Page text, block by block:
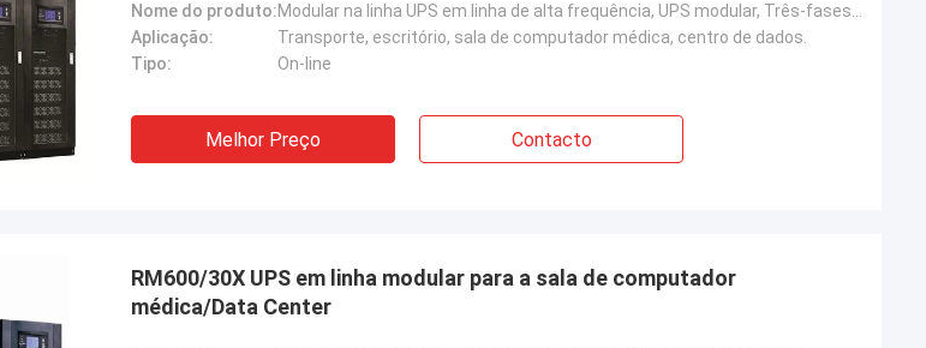
Nome do produto:
Aplicação:
Transporte, escritório, sala de computador médica, centro de dados.
Tipo:
On-line
Melhor Preço Contacto
RM600/30X UPS em linha modular para a sala de computador
médica/Data Center